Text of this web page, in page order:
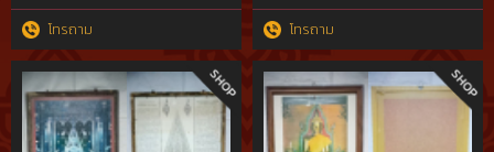
โทรถาม โทรถาม